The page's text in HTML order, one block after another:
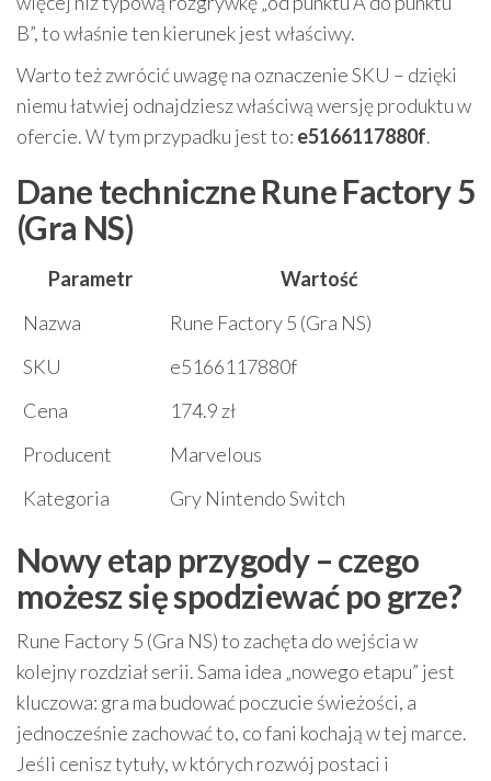
B”, to właśnie ten kierunek jest właściwy.
Warto też zwrócić uwagę na oznaczenie SKU – dzięki
niemu łatwiej odnajdziesz właściwą wersję produktu w
ofercie. W tym przypadku jest to: e5166117880f.
Dane techniczne Rune Factory 5
(Gra NS)
Parametr
Wartość
Nazwa
Rune Factory 5 (Gra NS)
SKU
e5166117880f
Cena
174.9 zł
Producent
Marvelous
Kategoria
Gry Nintendo Switch
Nowy etap przygody – czego
możesz się spodziewać po grze?
Rune Factory 5 (Gra NS) to zachęta do wejścia w
kolejny rozdział serii. Sama idea „nowego etapu” jest
kluczowa: gra ma budować poczucie świeżości, a
jednocześnie zachować to, co fani kochają w tej marce.
Jeśli cenisz tytuły, w których rozwój postaci i